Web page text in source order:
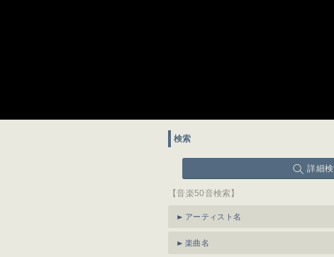
検索
詳細
【音楽50音検索】
アーティスト名
楽曲名